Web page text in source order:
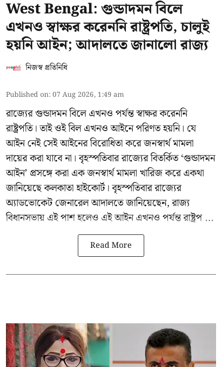
West Bengal: গুন্ডাদমন বিলে
এখনও স্বাক্ষর করেননি রাষ্ট্রপতি, চালুই
হয়নি আইন; আদালতে জানালো রাজ্য
নিজস্ব প্রতিনিধি
Published on:07 Aug 2026, 1:49 am
রাজ্যের গুন্ডাদমন বিলে এখনও পর্যন্ত স্বাক্ষর করেননি
রাষ্ট্রপতি। তাই ওই বিল এখনও আইনে পরিণত হয়নি। যে
আইন নেই সেই আইনের বিরোধিতা করে জনস্বার্থ মামলা
দায়ের করা যাবে না। বৃহস্পতিবার রাজ্যের বিতর্কিত ‘গুন্ডাদমন
আইন’ প্রসঙ্গে করা এক জনস্বার্থ মামলা খারিজ করে একথা
জানিয়েছে কলকাতা হাইকোর্ট। বৃহস্পতিবার রাজ্যের
অ্যাডভোকেট জেনারেল আদালতে জানিয়েছেন, রাজ্য
বিধানসভায় এই পাশ হলেও এই আইন এখনও পর্যন্ত রাষ্ট্রপ ...
Read More